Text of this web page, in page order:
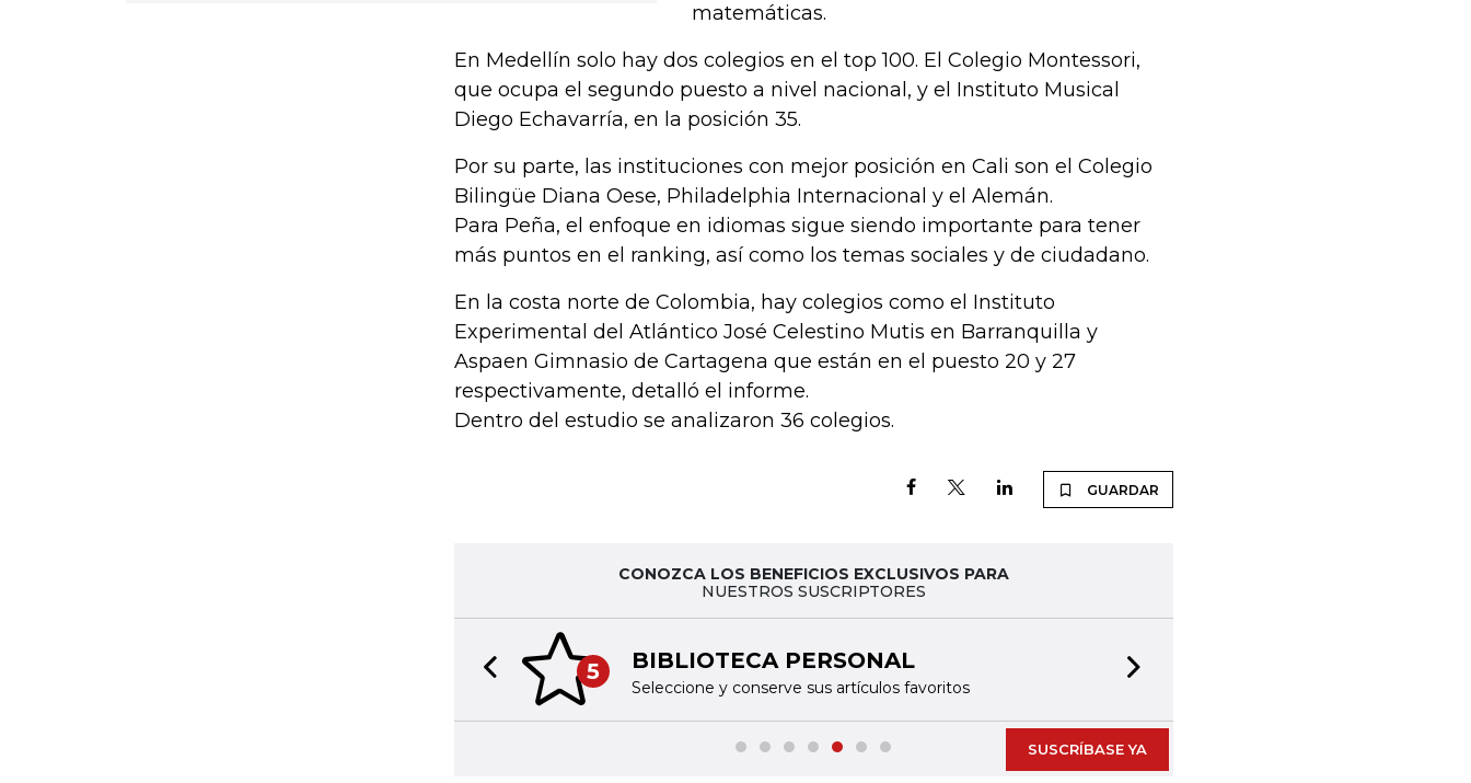
matemáticas.
En Medellín solo hay dos colegios en el top 100. El Colegio Montessori,
que ocupa el segundo puesto a nivel nacional, y el Instituto Musical
Diego Echavarría, en la posición 35.
Por su parte, las instituciones con mejor posición en Cali son el Colegio
Bilingüe Diana Oese, Philadelphia Internacional y el Alemán.
Para Peña, el enfoque en idiomas sigue siendo importante para tener
más puntos en el ranking, así como los temas sociales y de ciudadano.
En la costa norte de Colombia, hay colegios como el Instituto
Experimental del Atlántico José Celestino Mutis en Barranquilla y
Aspaen Gimnasio de Cartagena que están en el puesto 20 y 27
respectivamente, detalló el informe.
Dentro del estudio se analizaron 36 colegios.
GUARDAR
CONOZCA LOS BENEFICIOS EXCLUSIVOS PARA
NUESTROS SUSCRIPTORES
5 BIBLIOTECA PERSONAL
Seleccione y conserve sus artículos favoritos
Previous slide
SUSCRÍBASE YA